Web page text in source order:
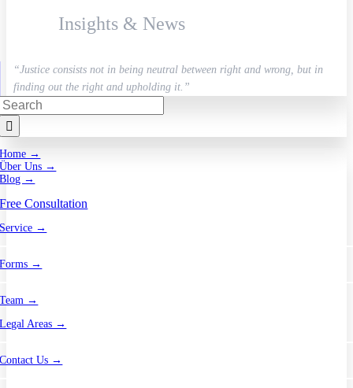
Insights & News
“Justice consists not in being neutral between right and wrong, but in
finding out the right and upholding it.”
Home →
Über Uns →
Blog →
Free Consultation
Service →
Forms →
Team →
Legal Areas →
Contact Us →